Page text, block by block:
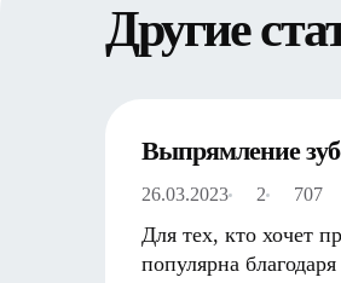
Другие
Выпрямление
26.03.2023 2 707
Для тех, кто хочет
популярна